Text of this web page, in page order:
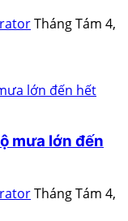
Tháng Tám 4,
mưa lớn đến
Tháng Tám 4,